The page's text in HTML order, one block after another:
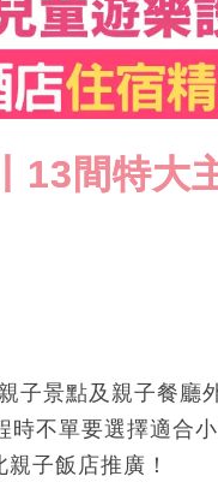
13間特大
子景點及親子餐廳
不單要選擇適合
子飯店推廣！